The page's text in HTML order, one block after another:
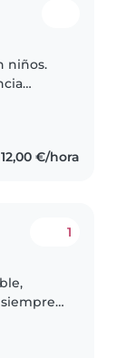
niños.
con
12,00 €/hora
1